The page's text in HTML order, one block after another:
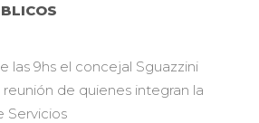
las 9hs el concejal Sguazzini
de quienes integran la
Servicios